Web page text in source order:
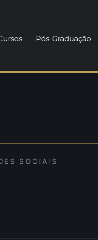
Pós-Graduação
SOCIAIS